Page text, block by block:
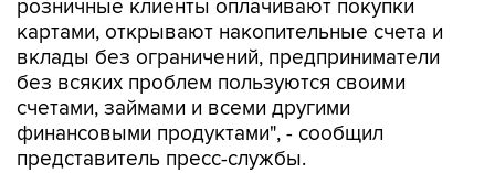
розничные клиенты оплачивают покупки
картами, открывают накопительные счета и
вклады без ограничений, предприниматели
без всяких проблем пользуются своими
счетами, займами и всеми другими
финансовыми продуктами", - сообщил
представитель пресс-службы.